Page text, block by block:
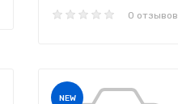
0 отзывов
NEW